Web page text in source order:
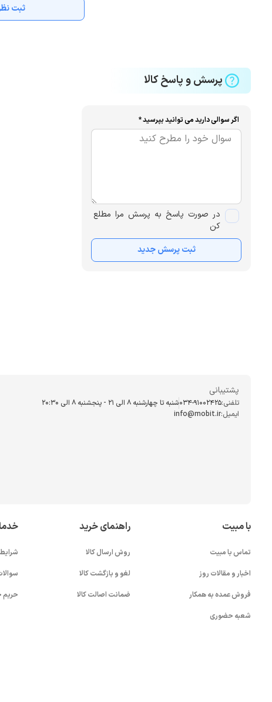
ثبت
پرسش و پاسخ کالا
اگر سوالی دارید می توانید بپرسید *
در صورت پاسخ به پرسش مرا مطلع
کن
ثبت پرسش جدید
پشتیبانی
تلفنی:034-91002425شنبه تا چهارشنبه ۸ الی ۲۱ - پنجشنبه 8 الی ۲۰:۳۰
ایمیل:info@mobit.ir
با مبیت
تماس با مبیت
اخبار و مقالات روز
فروش عمده به همکار
شعبه حضوری
راهنمای خرید
روش ارسال کالا
لغو و بازگشت کالا
ضمانت اصالت کالا